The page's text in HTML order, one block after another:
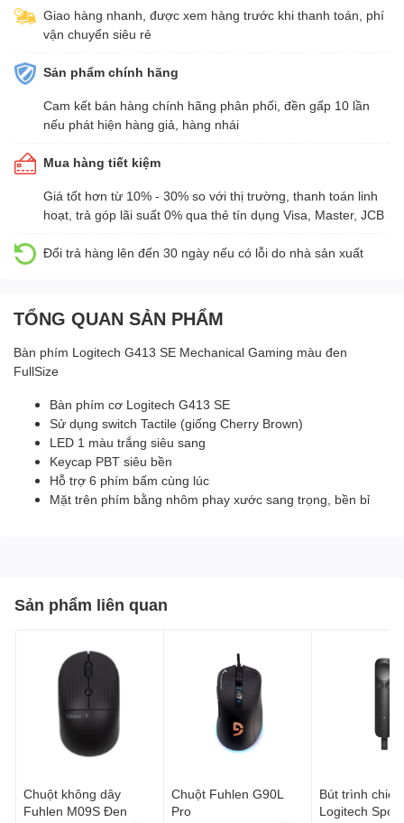
Giao hàng nhanh, được xem hàng trước khi thanh toán, phí
vận chuyển siêu rẻ
Sản phẩm chính hãng
Cam kết bán hàng chính hãng phân phối, đền gấp 10 lần
nếu phát hiện hàng giả, hàng nhái
Mua hàng tiết kiệm
Giá tốt hơn từ 10% - 30% so với thị trường, thanh toán linh
hoạt, trả góp lãi suất 0% qua thẻ tín dụng Visa, Master, JCB
Đổi trả hàng lên đến 30 ngày nếu có lỗi do nhà sản xuất
TỔNG QUAN SẢN PHẨM
Bàn phím Logitech G413 SE Mechanical Gaming màu đen
FullSize
Bàn phím cơ Logitech G413 SE
Sử dụng switch Tactile (giống Cherry Brown)
LED 1 màu trắng siêu sang
Keycap PBT siêu bền
Hỗ trợ 6 phím bấm cùng lúc
Mặt trên phím bằng nhôm phay xước sang trọng, bền bỉ
Sản phẩm liên quan
Chuột không dây
Fuhlen M09S Đen
Chuột Fuhlen G90L
Pro
Bút trình chiếu
Logitech